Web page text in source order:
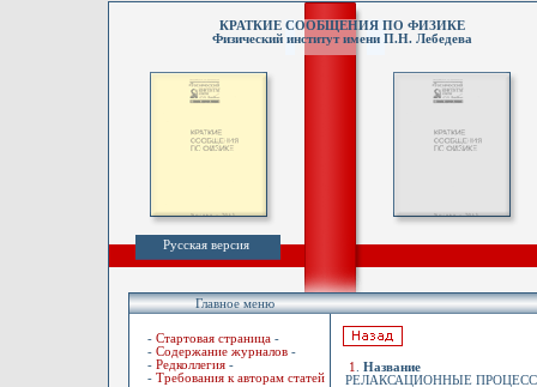
КРАТКИЕ СООБЩЕНИЯ ПО ФИЗИКЕ
Физический институт имени П.Н. Лебедева
Русская версия
Главное меню
- Стартовая страница -
- Содержание журналов -
- Редколлегия -
- Требования к авторам статей
1
Название
РЕЛАКСАЦИОННЫЕ